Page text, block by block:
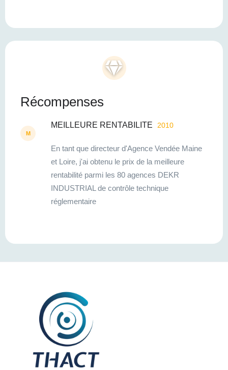
Récompenses
M
MEILLEURE RENTABILITE 2010
En tant que directeur d'Agence Vendée Maine
et Loire, j'ai obtenu le prix de la meilleure
rentabilité parmi les 80 agences DEKR
INDUSTRIAL de contrôle technique
réglementaire